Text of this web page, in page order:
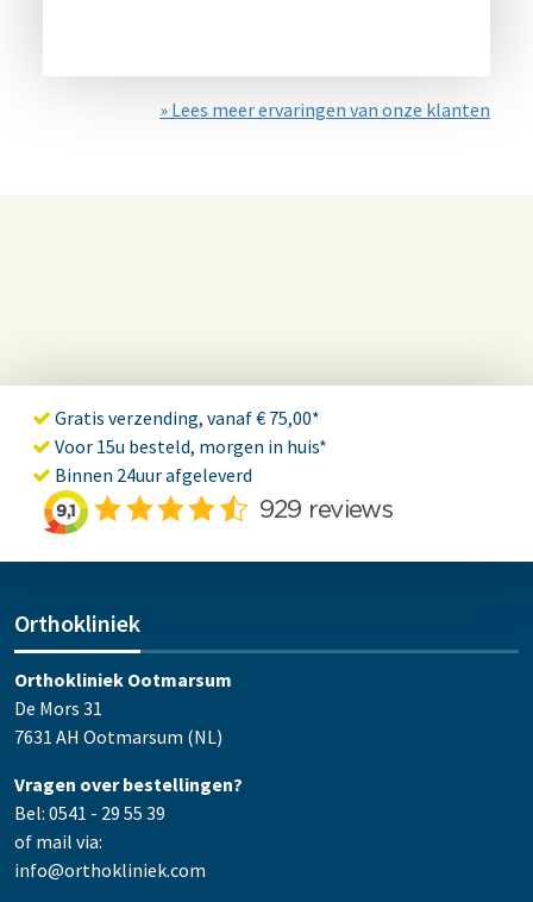
» Lees meer ervaringen van onze klanten
Gratis verzending, vanaf € 75,00*
Voor 15u besteld, morgen in huis*
Binnen 24uur afgeleverd
Orthokliniek
Orthokliniek Ootmarsum
De Mors 31
7631 AH Ootmarsum (NL)
Vragen over bestellingen?
Bel: 0541 - 29 55 39
of mail via:
info@orthokliniek.com